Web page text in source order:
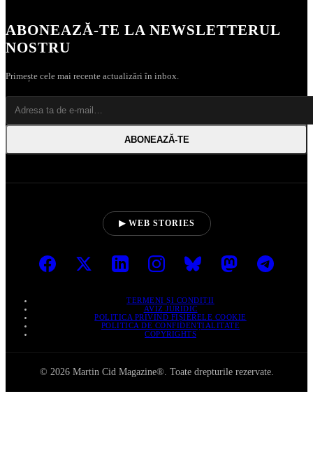
ABONEAZĂ‑TE LA NEWSLETTERUL
NOSTRU
Primește cele mai recente actualizări în inbox.
ABONEAZĂ‑TE
▶ WEB STORIES
TERMENI ȘI CONDIȚII
AVIZ JURIDIC
POLITICA PRIVIND FIȘIERELE COOKIE
POLITICA DE CONFIDENȚIALITATE
COPYRIGHTS
© 2026 Martin Cid Magazine®. Toate drepturile rezervate.